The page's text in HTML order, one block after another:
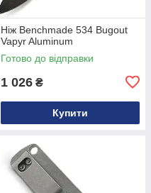
Ніж Benchmade 534 Bugout
Vapyr Aluminum
Готово до відправки
1 026 ₴
Купити